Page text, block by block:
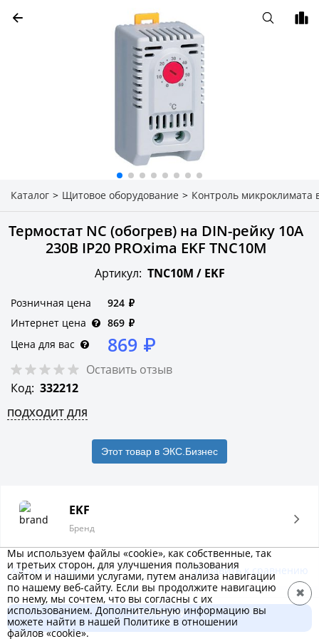
Каталог > Щитовое оборудование > Контроль микроклимата
Термостат NC (обогрев) на DIN-рейку 10А
230В IP20 PROxima EKF TNC10M
Артикул: TNC10M / EKF
Розничная цена 924 ₽
Интернет цена
869 ₽
Цена для вас
869 ₽
Оставить отзыв
Код: 332212
ПОДХОДИТ ДЛЯ
Этот товар в ЭКС.Бизнес
EKF
Бренд
Характеристики Добавить к сравнению
Описание товара
Термостаты и гигростаты предназначены для поддержания
В корзину
869 ₽
Мы используем файлы «cookie», как собственные, так
и третьих сторон, для улучшения пользования
сайтом и нашими услугами, путем анализа навигации
по нашему веб-сайту. Если вы продолжите навигацию
по нему, мы сочтем, что вы согласны с их
использованием. Дополнительную информацию вы
можете найти в нашей Политике в отношении
файлов «cookie».
✖